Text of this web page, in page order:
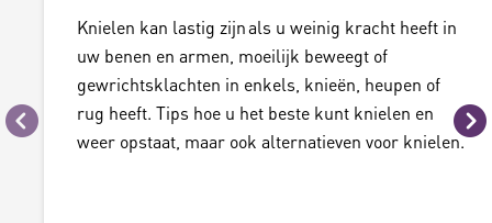
Vorige
Knielen kan lastig zijn als u weinig kracht heeft in
uw benen en armen, moeilijk beweegt of
gewrichtsklachten in enkels, knieën, heupen of
rug heeft. Tips hoe u het beste kunt knielen en
weer opstaat, maar ook alternatieven voor knielen.